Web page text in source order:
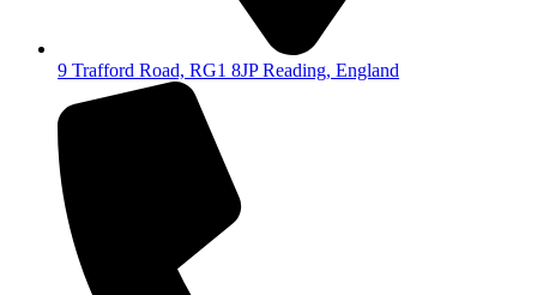
9 Trafford Road, RG1 8JP Reading, England